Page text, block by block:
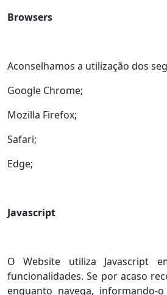
Browsers
Aconselhamos a utilização dos
Google Chrome;
Mozilla Firefox;
Safari;
Edge;
Javascript
O Website utiliza Javascript
funcionalidades. Se por acaso
enquanto navega,